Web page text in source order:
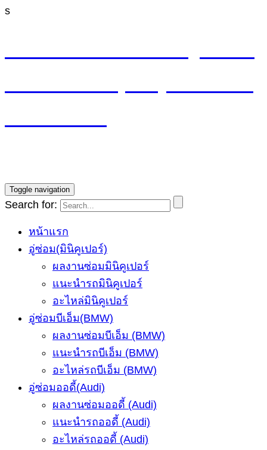
s
Toggle navigation
Search for:
หน้าแรก
อู่ซ่อม(มินิคูเปอร์)
ผลงานซ่อมมินิคูเปอร์
แนะนำรถมินิคูเปอร์
อะไหล่มินิคูเปอร์
อู่ซ่อมบีเอ็ม(BMW)
ผลงานซ่อมบีเอ็ม (BMW)
แนะนำรถบีเอ็ม (BMW)
อะไหล่รถบีเอ็ม (BMW)
อู่ซ่อมออดี้(Audi)
ผลงานซ่อมออดี้ (Audi)
แนะนำรถออดี้ (Audi)
อะไหล่รถออดี้ (Audi)